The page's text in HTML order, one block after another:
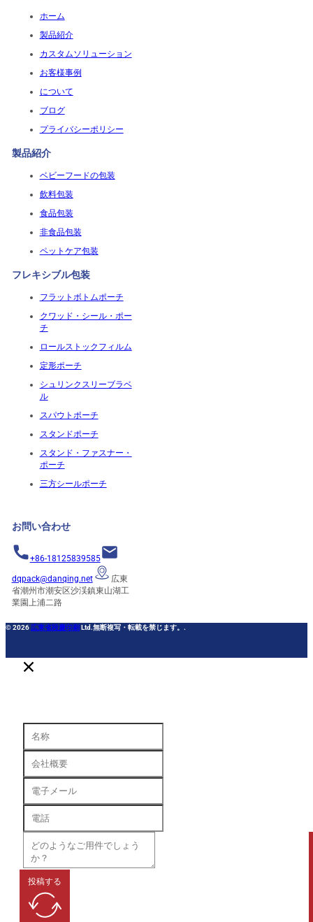
ホーム
製品紹介
カスタムソリューション
お客様事例
について
ブログ
プライバシーポリシー
製品紹介
ベビーフードの包装
飲料包装
食品包装
非食品包装
ペットケア包装
フレキシブル包装
フラットボトムポーチ
クワッド・シール・ポー
チ
ロールストックフィルム
定形ポーチ
シュリンクスリーブラベ
ル
スパウトポーチ
スタンドポーチ
スタンド・ファスナー・
ポーチ
三方シールポーチ
お問い合わせ
+86-18125839585
dqpack@danqing.net
広東
省潮州市潮安区沙渓鎮東山湖工
業園上浦二路
© 2026 広東省段慶印刷 Ltd.無断複写・転載を禁じます。.
投稿する